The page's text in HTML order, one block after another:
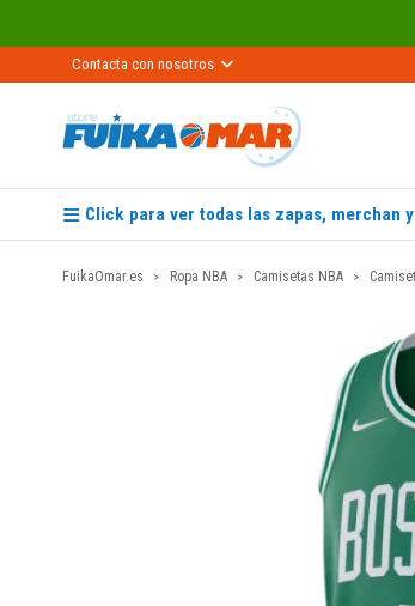
Contacta con nosotros
Click para ver todas las zapas, merchan
FuikaOmar.es Ropa NBA Camisetas NBA